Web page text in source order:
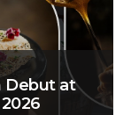
Debut at